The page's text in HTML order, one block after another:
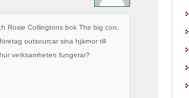
Rosie Collingtons bok The big con,
outsourcar sina hjärnor till
verksamheten fungerar?